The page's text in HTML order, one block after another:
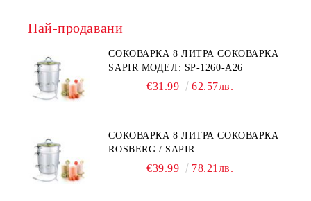
Най-продавани
СОКОВАРКА 8 ЛИТРА СОКОВАРКА
SAPIR МОДЕЛ: SP-1260-A26
€31.99 62.57лв.
СОКОВАРКА 8 ЛИТРА СОКОВАРКА
ROSBERG / SAPIR
€39.99 78.21лв.